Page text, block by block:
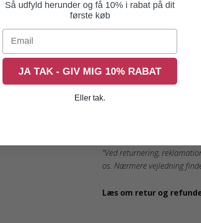
"Ved returnering,
os. Nærmere vejledning
Læs om retur og
Så udfyld herunder og få 10% i rabat på dit
første køb
Email
JA TAK - GIV MIG 10% RABAT
Eller tak.